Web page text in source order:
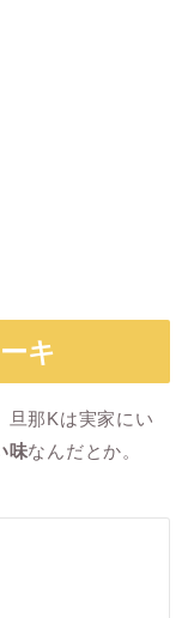
キ
旦那Kは実家にい
味なんだとか。